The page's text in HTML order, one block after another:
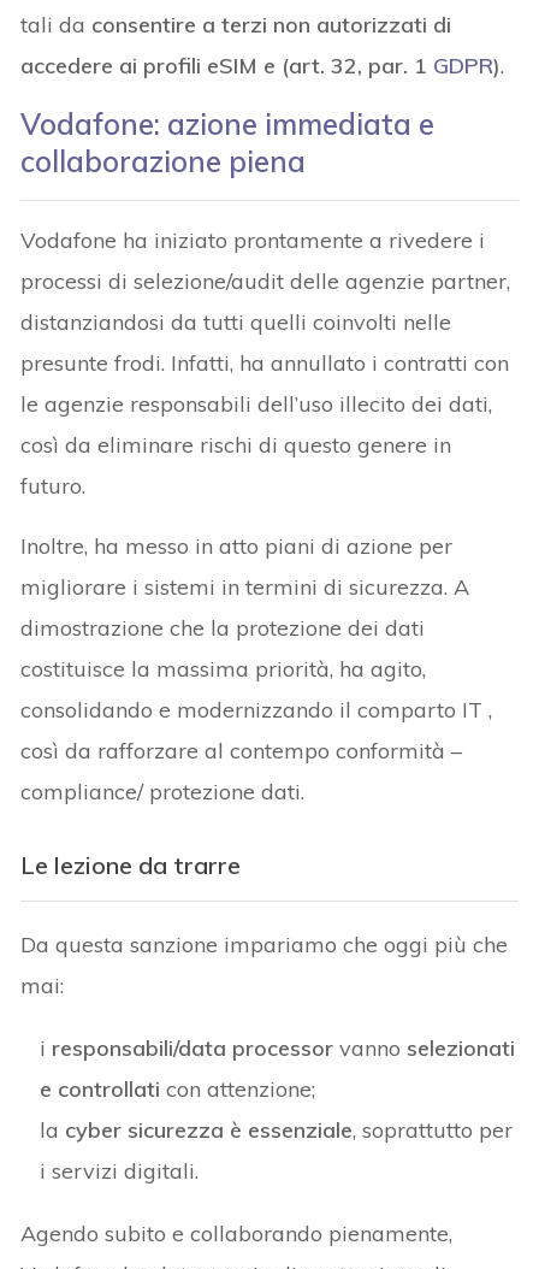
tali da consentire a terzi non autorizzati di
accedere ai profili eSIM e (art. 32, par. 1 GDPR).
Vodafone: azione immediata e
collaborazione piena
Vodafone ha iniziato prontamente a rivedere i
processi di selezione/audit delle agenzie partner,
distanziandosi da tutti quelli coinvolti nelle
presunte frodi. Infatti, ha annullato i contratti con
le agenzie responsabili dell’uso illecito dei dati,
così da eliminare rischi di questo genere in
futuro.
Inoltre, ha messo in atto piani di azione per
migliorare i sistemi in termini di sicurezza. A
dimostrazione che la protezione dei dati
costituisce la massima priorità, ha agito,
consolidando e modernizzando il comparto IT ,
così da rafforzare al contempo conformità –
compliance/ protezione dati.
Le lezione da trarre
Da questa sanzione impariamo che oggi più che
mai:
i responsabili/data processorvanno selezionati
e controllati con attenzione;
la cyber sicurezza è essenziale, soprattutto per
i servizi digitali.
Agendo subito e collaborando pienamente,